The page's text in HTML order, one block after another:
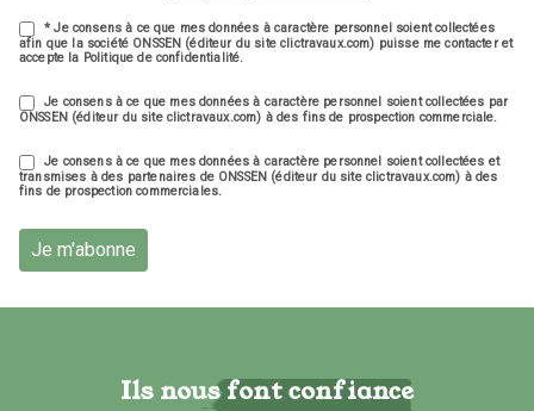
* Je consens à ce que mes données à caractère personnel soient collectées
afin que la société ONSSEN (éditeur du site clictravaux.com) puisse me contacter et
accepte la Politique de confidentialité.
Je consens à ce que mes données à caractère personnel soient collectées par
ONSSEN (éditeur du site clictravaux.com) à des fins de prospection commerciale.
Je consens à ce que mes données à caractère personnel soient collectées et
transmises à des partenaires de ONSSEN (éditeur du site clictravaux.com) à des
fins de prospection commerciales.
Je m'abonne
Ils nous font confiance